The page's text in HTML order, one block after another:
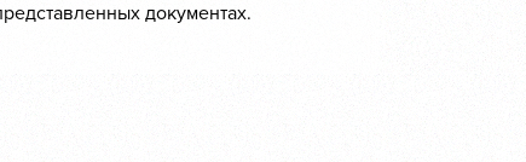
документах.